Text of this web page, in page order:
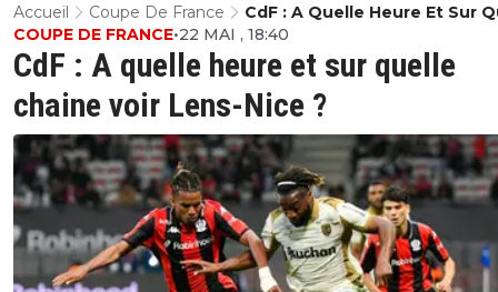
Accueil Coupe De France
CdF : A Quelle Heure Et Sur
Chaine Voir Lens-Nice ?
CdF : A quelle heure et sur quelle
chaine voir Lens-Nice ?
COUPE DE FRANCE•22 MAI , 18:40